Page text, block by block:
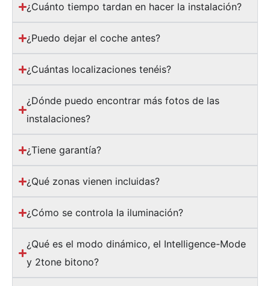
¿Cuánto tiempo tardan en hacer la instalación?
¿Puedo dejar el coche antes?
¿Cuántas localizaciones tenéis?
¿Dónde puedo encontrar más fotos de las
instalaciones?
¿Tiene garantía?
¿Qué zonas vienen incluidas?
¿Cómo se controla la iluminación?
¿Qué es el modo dinámico, el Intelligence-Mode
y 2tone bitono?